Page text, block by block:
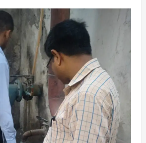
छत्तीसगढ़ राज्य लाइफ स्टाइल
भोरमदेव कॉरिडोर को मिलेगी रफ्तार, लालपुर–
सरोधा मार्ग के चौड़ीकरण का इंतजार
August 5, 2026
छत्तीसगढ़
शंकराचार्य अविमुक्तेश्वरानंद का चातुर्मास्य ग्राम
सलधा में
July 28, 2026